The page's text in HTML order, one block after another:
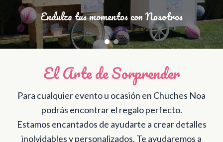
Endulza tus momentos con Nosotros
El Arte de Sorprender
Para cualquier evento u ocasión en Chuches Noa
podrás encontrar el regalo perfecto.
Estamos encantados de ayudarte a crear detalles
inolvidables y personalizados. Te ayudaremos a